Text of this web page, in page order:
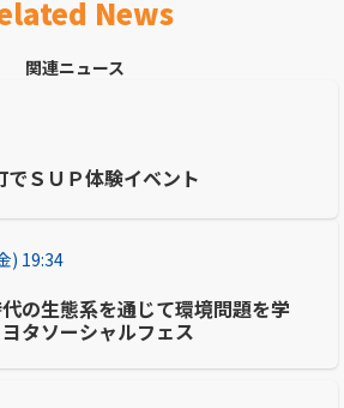
News
関連ニュース
ＳＵＰ体験イベント
) 19:34
の生態系を通じて環境問題を学
タソーシャルフェス